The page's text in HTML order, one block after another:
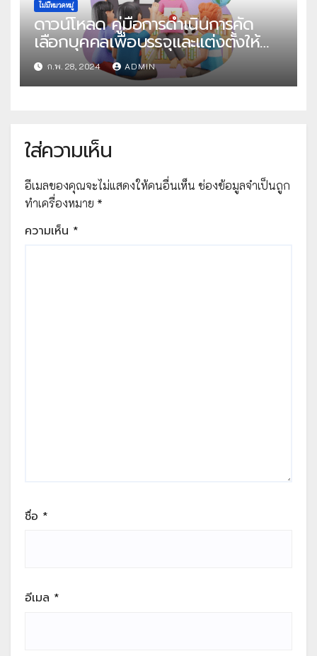
ไม่มีหมวดหมู่
ดาวน์โหลด คู่มือการดำเนินการคัด
เลือกบุคคลเพื่อบรรจุและแต่งตั้งให้
ดำรงตำแหน่งศึกษานิเทศก์ สังกัด
สำนักงานคณะกรรมการการศึกษาขั้น
พื้นฐาน ปี พ.ศ.2567 โดย สำนัก
ขั้นพื้นฐาน กระทรวงศึกษาธิการ
ก.พ. 28, 2024 ADMIN
ใส่ความเห็น
อีเมลของคุณจะไม่แสดงให้คนอื่นเห็น ช่องข้อมูลจำเป็นถูก
ทำเครื่องหมาย *
ความเห็น *
ชื่อ *
อีเมล *